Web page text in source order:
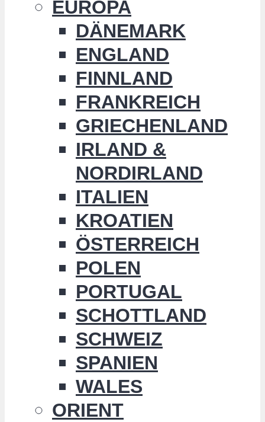
EUROPA
DÄNEMARK
ENGLAND
FINNLAND
FRANKREICH
GRIECHENLAND
IRLAND &
NORDIRLAND
ITALIEN
KROATIEN
ÖSTERREICH
POLEN
PORTUGAL
SCHOTTLAND
SCHWEIZ
SPANIEN
WALES
ORIENT